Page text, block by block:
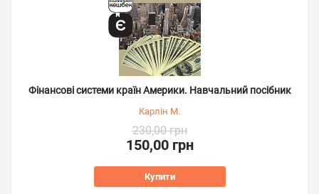
Фінансові системи країн Америки. Навчальний посібник
Карлін М.
230,00 грн
150,00 грн
Купити